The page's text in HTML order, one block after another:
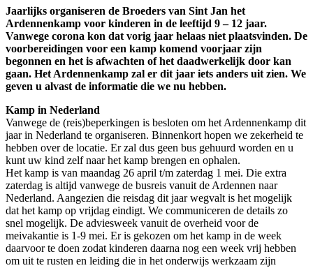
Jaarlijks organiseren de Broeders van Sint Jan het
Ardennenkamp voor kinderen in de leeftijd 9 – 12 jaar.
Vanwege corona kon dat vorig jaar helaas niet plaatsvinden. De
voorbereidingen voor een kamp komend voorjaar zijn
begonnen en het is afwachten of het daadwerkelijk door kan
gaan. Het Ardennenkamp zal er dit jaar iets anders uit zien. We
geven u alvast de informatie die we nu hebben.
Kamp in Nederland
Vanwege de (reis)beperkingen is besloten om het Ardennenkamp dit
jaar in Nederland te organiseren. Binnenkort hopen we zekerheid te
hebben over de locatie. Er zal dus geen bus gehuurd worden en u
kunt uw kind zelf naar het kamp brengen en ophalen.
Het kamp is van maandag 26 april t/m zaterdag 1 mei. Die extra
zaterdag is altijd vanwege de busreis vanuit de Ardennen naar
Nederland. Aangezien die reisdag dit jaar wegvalt is het mogelijk
dat het kamp op vrijdag eindigt. We communiceren de details zo
snel mogelijk. De adviesweek vanuit de overheid voor de
meivakantie is 1-9 mei. Er is gekozen om het kamp in de week
daarvoor te doen zodat kinderen daarna nog een week vrij hebben
om uit te rusten en leiding die in het onderwijs werkzaam zijn